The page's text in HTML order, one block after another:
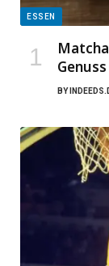
ESSEN
BY